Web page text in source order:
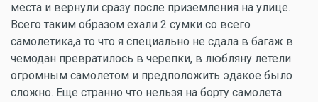
места и вернули сразу после приземления на улице.
Всего таким образом ехали 2 сумки со всего
самолетика,а то что я специально не сдала в багаж в
чемодан превратилось в черепки, в любляну летели
огромным самолетом и предположить эдакое было
сложно. Еще странно что нельзя на борту самолета